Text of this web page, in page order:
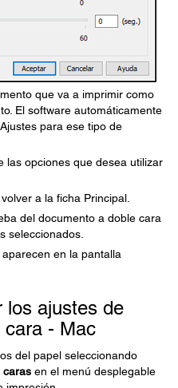
que va a imprimir como
El software automáticamente
para ese tipo de
las opciones que desea utilizar
a la ficha Principal.
del documento a doble cara
seleccionados.
en la pantalla
los ajustes de
cara - Mac
del papel seleccionando
caras en el menú desplegable